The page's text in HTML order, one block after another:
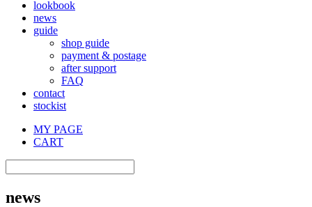
lookbook
news
guide
shop guide
payment & postage
after support
FAQ
contact
stockist
MY PAGE
CART
news